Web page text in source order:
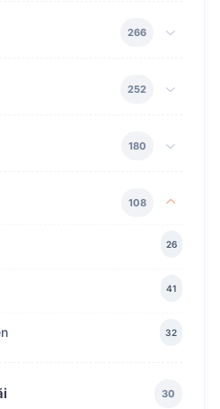
266
252
180
108
26
41
32
30